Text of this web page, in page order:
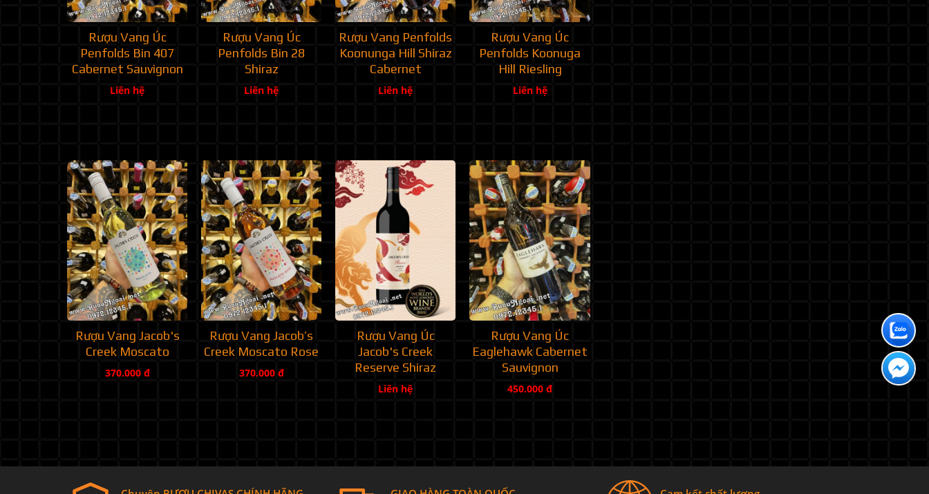
Rượu Vang Úc
Penfolds Bin 407
Cabernet Sauvignon
Liên hệ
Rượu Vang Úc
Penfolds Bin 28
Shiraz
Liên hệ
Rượu Vang Penfolds
Koonunga Hill Shiraz
Cabernet
Liên hệ
Rượu Vang Úc
Penfolds Koonuga
Hill Riesling
Liên hệ
Rượu Vang Jacob's
Creek Moscato
370.000 đ
Rượu Vang Jacob’s
Creek Moscato Rose
370.000 đ
Rượu Vang Úc
Jacob's Creek
Reserve Shiraz
Liên hệ
Rượu Vang Úc
Eaglehawk Cabernet
Sauvignon
450.000 đ